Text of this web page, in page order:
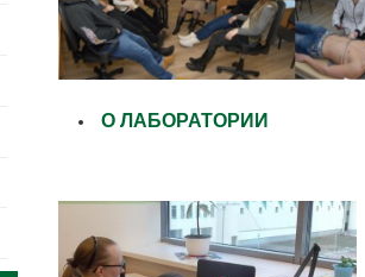
О ЛАБОРАТОРИИ